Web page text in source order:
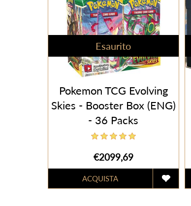
Esaurito
Pokemon TCG Evolving
Skies - Booster Box (ENG)
- 36 Packs
€2099,69